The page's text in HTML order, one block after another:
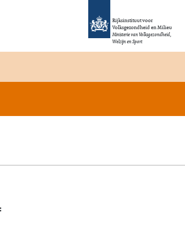
Rijksinstituut voor
Volksgezondheid en Milieu
Ministerie van Volksgezondheid,
Welzijn en Sport